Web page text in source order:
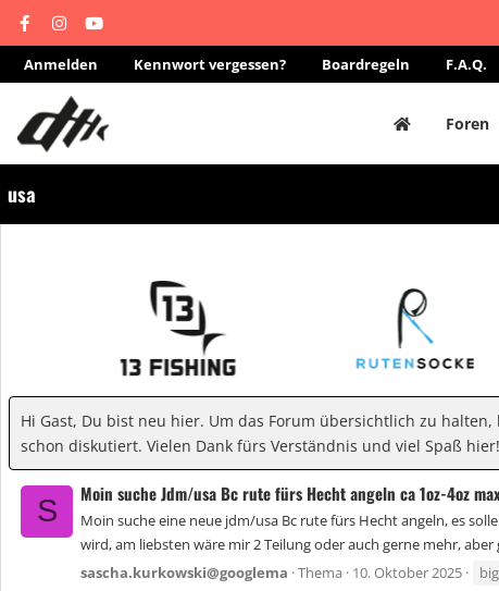
Anmelden Kennwort vergessen? Boardregeln F.A.Q.
Foren
usa
Hi Gast, Du bist neu hier. Um das Forum übersichtlich zu
schon diskutiert. Vielen Dank fürs Verständnis und viel Spaß hier!
S
Moin suche Jdm/usa Bc rute fürs Hecht angeln ca 1oz-4oz
Moin suche eine neue jdm/usa Bc rute fürs Hecht angeln, es
wird, am liebsten wäre mir 2 Teilung oder auch gerne mehr,
sascha.kurkowski@googlema Thema 10. Oktober 2025